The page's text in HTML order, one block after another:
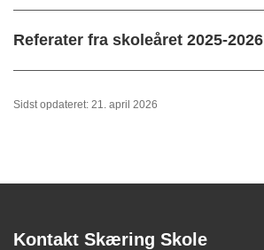
Referater fra skoleåret 2025-2026
Sidst opdateret: 21. april 2026
Kontakt Skæring Skole